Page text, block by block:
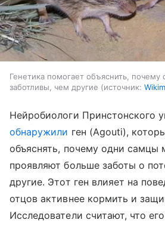
Генетика помогает объяснить, почему
заботливы, чем другие
источник:
Нейробиологи Принстонского
обнаружили ген (Agouti),
объяснять, почему одни самцы
проявляют больше заботы о
другие. Этот ген влияет на
отцов активнее кормить и
Исследователи считают, что